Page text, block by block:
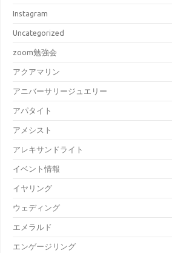
Instagram
Uncategorized
zoom勉強会
アクアマリン
アニバーサリージュエリー
アパタイト
アメシスト
アレキサンドライト
イベント情報
イヤリング
ウェディング
エメラルド
エンゲージリング